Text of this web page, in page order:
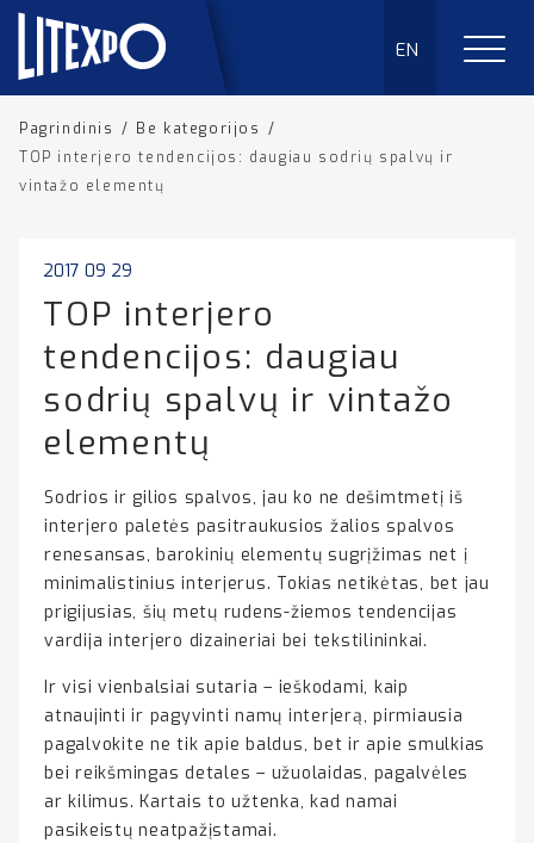
EN
Pagrindinis / Be kategorijos /
TOP interjero tendencijos: daugiau sodrių spalvų ir
vintažo elementų
2017 09 29
TOP interjero
tendencijos: daugiau
sodrių spalvų ir vintažo
elementų
Sodrios ir gilios spalvos, jau ko ne dešimtmetį iš
interjero paletės pasitraukusios žalios spalvos
renesansas, barokinių elementų sugrįžimas net į
minimalistinius interjerus. Tokias netikėtas, bet jau
prigijusias, šių metų rudens-žiemos tendencijas
vardija interjero dizaineriai bei tekstilininkai.
Ir visi vienbalsiai sutaria – ieškodami, kaip
atnaujinti ir pagyvinti namų interjerą, pirmiausia
pagalvokite ne tik apie baldus, bet ir apie smulkias
bei reikšmingas detales – užuolaidas, pagalvėles
ar kilimus. Kartais to užtenka, kad namai
pasikeistų neatpažįstamai.